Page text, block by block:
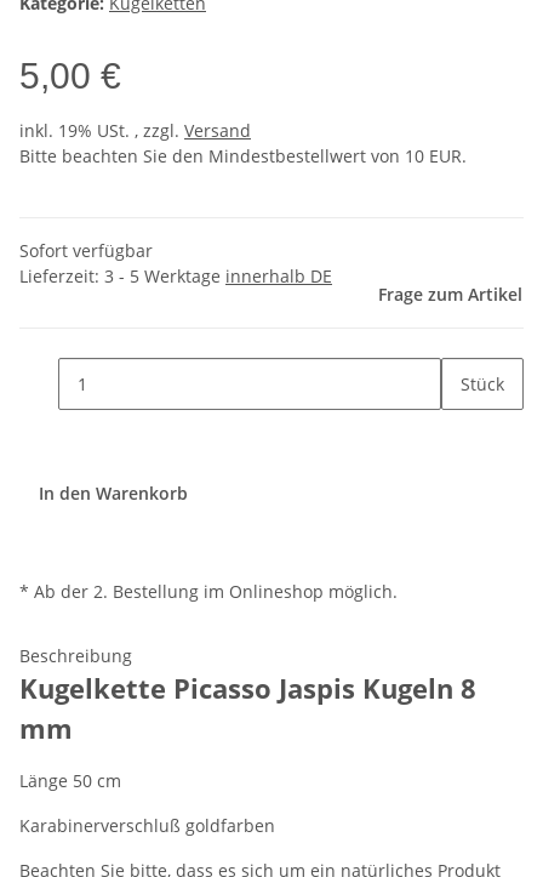
5,00 €
inkl. 19% USt. , zzgl. Versand
Bitte beachten Sie den Mindestbestellwert von 10 EUR.
Sofort verfügbar
Lieferzeit: 3 - 5 Werktage innerhalb DE
Frage zum Artikel
Stück
In den Warenkorb
* Ab der 2. Bestellung im Onlineshop möglich.
Beschreibung
Kugelkette Picasso Jaspis Kugeln 8
mm
Länge 50 cm
Karabinerverschluß goldfarben
Beachten Sie bitte, dass es sich um ein natürliches Produkt